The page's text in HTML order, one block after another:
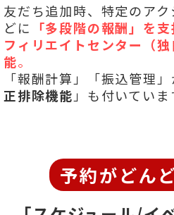
友だち追加時、特定のア
どに 「多段階の報酬」を
フィリエイトセンター（
能。
「報酬計算」「振込管理
正排除機能 」も付いていま
予約がどん